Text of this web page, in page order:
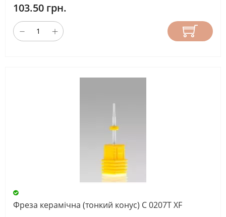
103.50 грн.
Фреза керамічна (тонкий конус) С 0207Т ХF